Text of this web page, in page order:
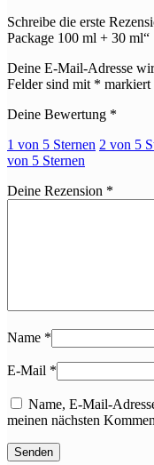
Schreibe die erste
Package 100 ml + 30 ml“
Deine E-Mail-Adresse
Felder sind mit * markiert
Deine Bewertung *
1 von 5 Sternen 2 von 5
von 5 Sternen
Deine Rezension *
Name *
E-Mail *
Name, E-Mail-
meinen nächsten